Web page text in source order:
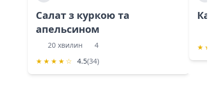
Салат з куркою та
апельсином
20 хвилин
4
★ ★ ★ ★ ☆ 4.5(34)
★ ★